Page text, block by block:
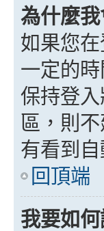
為什麼
如果您
一定的
保持登
區，則
有看到
回頂端
我要如